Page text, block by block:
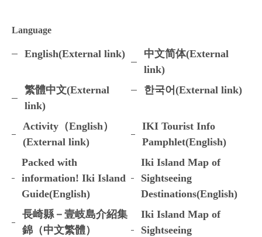
Language
English(External link)
中文简体(External
link)
繁體中文(External
link)
한국어(External link)
Activity（English）
(External link)
IKI Tourist Info
Pamphlet(English)
Packed with
information! Iki Island
Guide(English)
Iki Island Map of
Sightseeing
Destinations(English)
長崎縣－壹岐島介紹集
錦（中文繁體）
Iki Island Map of
Sightseeing